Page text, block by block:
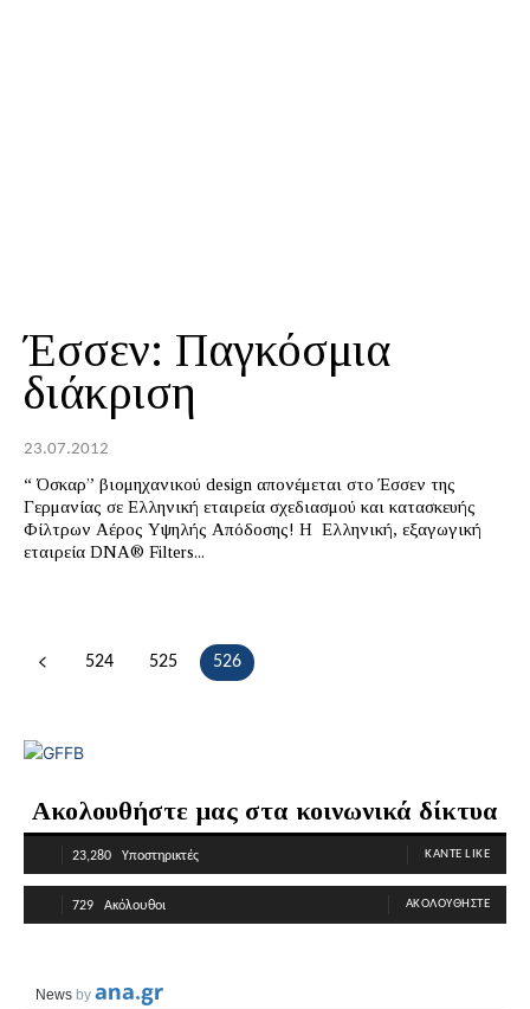
Έσσεν: Παγκόσμια
διάκριση
23.07.2012
“ Όσκαρ” βιομηχανικού design απονέμεται στο Έσσεν της
Γερμανίας σε Ελληνική εταιρεία σχεδιασμού και κατασκευής
Φίλτρων Αέρος Υψηλής Απόδοσης! Η Ελληνική, εξαγωγική
εταιρεία DNA® Filters...
524 525 526
Ακολουθήστε μας στα κοινωνικά δίκτυα
23,280 Υποστηρικτές ΚΆΝΤΕ LIKE
729 Ακόλουθοι ΑΚΟΛΟΥΘΉΣΤΕ